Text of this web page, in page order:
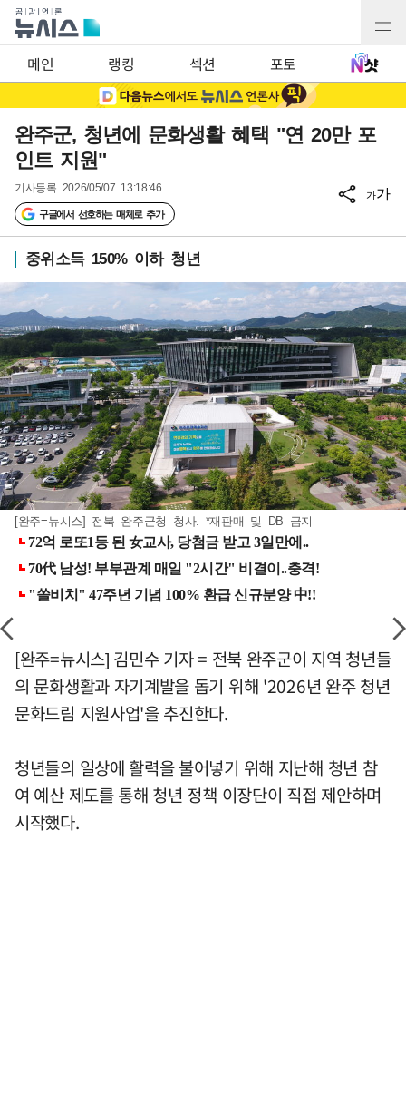
메인 랭킹 섹션 포토
완주군, 청년에 문화생활 혜택 "연 20만 포
인트 지원"
기사등록 2026/05/07 13:18:46
구글에서 선호하는 매체로 추가
가가
중위소득 150% 이하 청년
[완주=뉴시스] 전북 완주군청 청사. *재판매 및 DB 금지
[완주=뉴시스] 김민수 기자 = 전북 완주군이 지역 청년들
의 문화생활과 자기계발을 돕기 위해 '2026년 완주 청년
문화드림 지원사업'을 추진한다.
청년들의 일상에 활력을 불어넣기 위해 지난해 청년 참
여 예산 제도를 통해 청년 정책 이장단이 직접 제안하며
시작했다.